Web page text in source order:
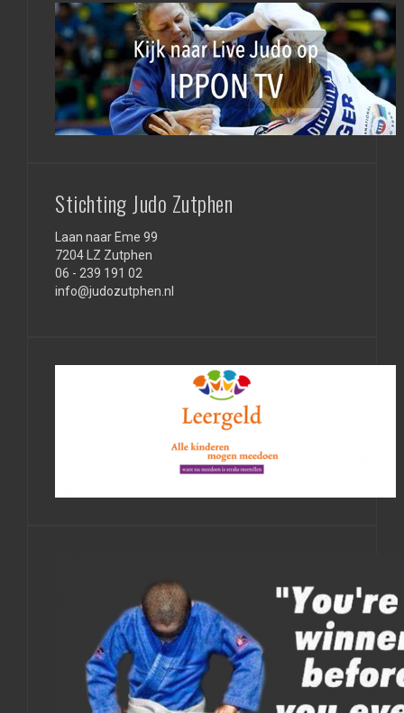
Stichting Judo Zutphen
Laan naar Eme 99
7204 LZ Zutphen
06 - 239 191 02
info@judozutphen.nl